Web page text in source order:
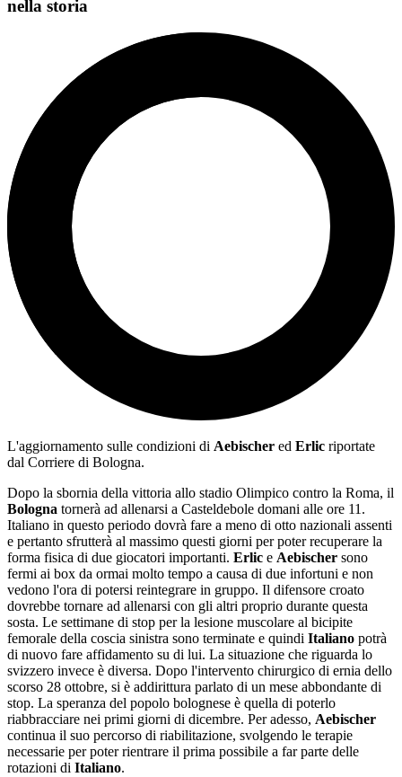
nella storia
L'aggiornamento sulle condizioni di Aebischer ed Erlic riportate
dal Corriere di Bologna.
Dopo la sbornia della vittoria allo stadio Olimpico contro la Roma, il
Bologna tornerà ad allenarsi a Casteldebole domani alle ore 11.
Italiano in questo periodo dovrà fare a meno di otto nazionali assenti
e pertanto sfrutterà al massimo questi giorni per poter recuperare la
forma fisica di due giocatori importanti. Erlic e Aebischer sono
fermi ai box da ormai molto tempo a causa di due infortuni e non
vedono l'ora di potersi reintegrare in gruppo. Il difensore croato
dovrebbe tornare ad allenarsi con gli altri proprio durante questa
sosta. Le settimane di stop per la lesione muscolare al bicipite
femorale della coscia sinistra sono terminate e quindi Italiano potrà
di nuovo fare affidamento su di lui. La situazione che riguarda lo
svizzero invece è diversa. Dopo l'intervento chirurgico di ernia dello
scorso 28 ottobre, si è addirittura parlato di un mese abbondante di
stop. La speranza del popolo bolognese è quella di poterlo
riabbracciare nei primi giorni di dicembre. Per adesso, Aebischer
continua il suo percorso di riabilitazione, svolgendo le terapie
necessarie per poter rientrare il prima possibile a far parte delle
rotazioni di Italiano.